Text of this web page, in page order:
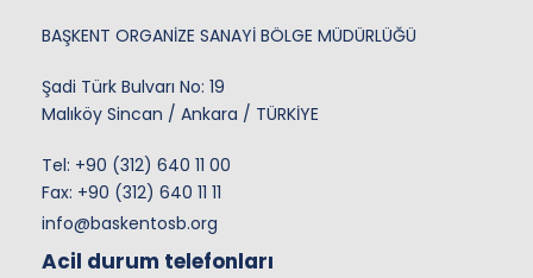
BAŞKENT ORGANİZE SANAYİ BÖLGE MÜDÜRLÜĞÜ
Şadi Türk Bulvarı No: 19
Malıköy Sincan / Ankara / TÜRKİYE
Tel: +90 (312) 640 11 00
Fax: +90 (312) 640 11 11
info@baskentosb.org
Acil durum telefonları